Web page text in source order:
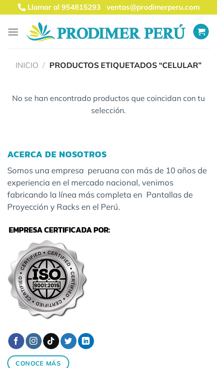
Saltar
al
contenido
Llamar al 954815293ventas@prodimerperu.com
INICIO / PRODUCTOS ETIQUETADOS “CELULAR”
No se han encontrado productos que coincidan con tu
selección.
ACERCA DE NOSOTROS
Somos una empresa peruana con más de 10 años de
experiencia en el mercado nacional, venimos
fabricando la línea más completa en Pantallas de
Proyección y Racks en el Perú.
EMPRESA CERTIFICADA POR:
CONOCE MÁS